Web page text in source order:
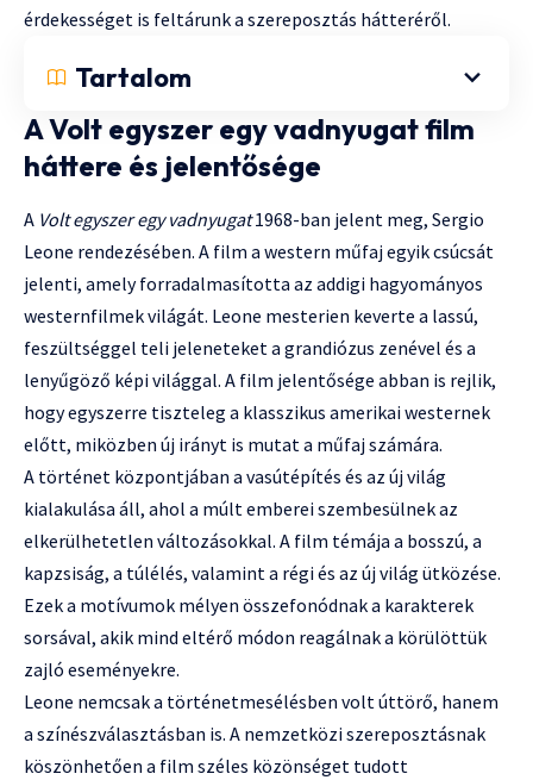
érdekességet is feltárunk a szereposztás hátteréről.
Tartalom
A Volt egyszer egy vadnyugat film
háttere és jelentősége
A Volt egyszer egy vadnyugat1968-ban jelent meg, Sergio
Leone rendezésében. A film a western műfaj egyik csúcsát
jelenti, amely forradalmasította az addigi hagyományos
westernfilmek világát. Leone mesterien keverte a lassú,
feszültséggel teli jeleneteket a grandiózus zenével és a
lenyűgöző képi világgal. A film jelentősége abban is rejlik,
hogy egyszerre tiszteleg a klasszikus amerikai westernek
előtt, miközben új irányt is mutat a műfaj számára.
A történet központjában a vasútépítés és az új világ
kialakulása áll, ahol a múlt emberei szembesülnek az
elkerülhetetlen változásokkal. A film témája a bosszú, a
kapzsiság, a túlélés, valamint a régi és az új világ ütközése.
Ezek a motívumok mélyen összefonódnak a karakterek
sorsával, akik mind eltérő módon reagálnak a körülöttük
zajló eseményekre.
Leone nemcsak a történetmesélésben volt úttörő, hanem
a színészválasztásban is. A nemzetközi szereposztásnak
köszönhetően a film széles közönséget tudott